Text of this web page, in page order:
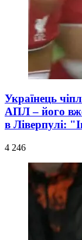
Українець
АПЛ – його
в Ліверпулі:
4 246